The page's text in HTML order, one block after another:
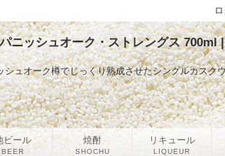
ニッシュオーク・ストレングス 700ml
ュオーク樽でじっくり熟成させたシングルカスク
ビール
BEER
焼酎
SHOCHU
リキュール
LIQUEUR